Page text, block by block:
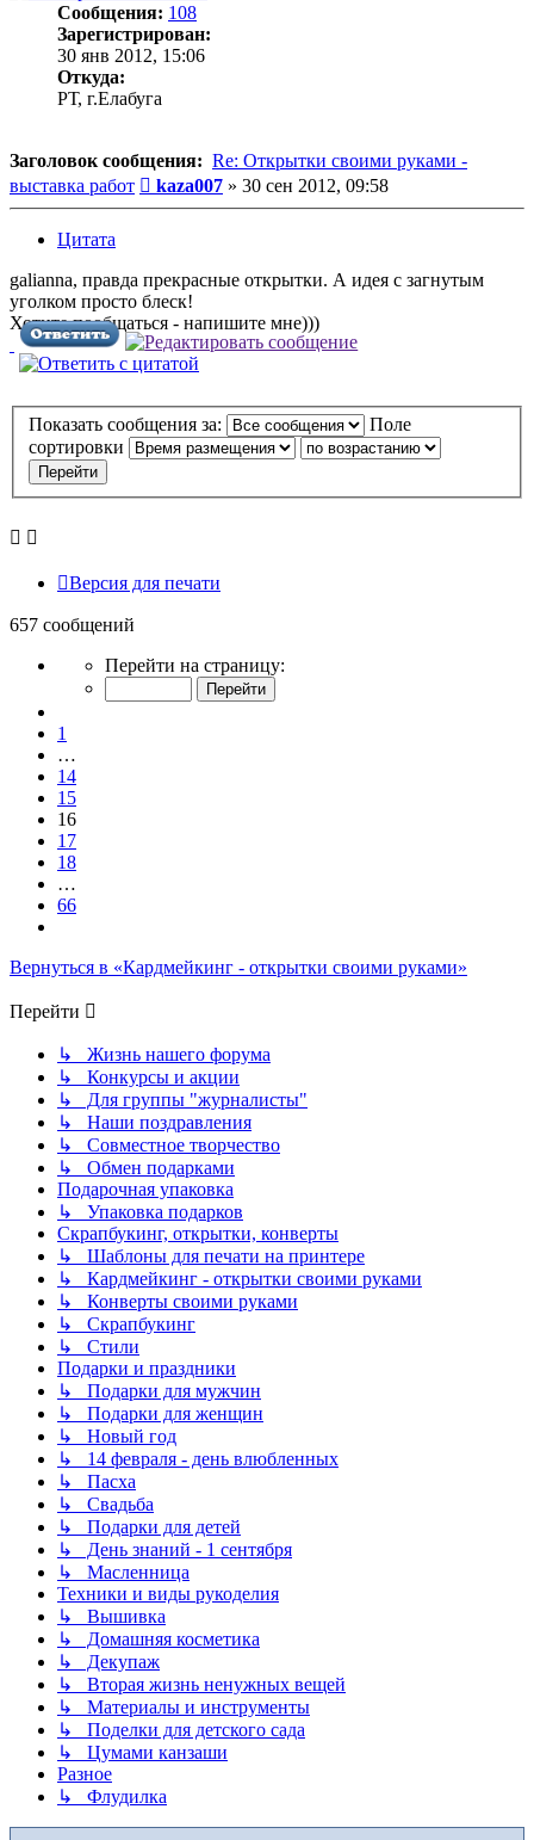
Сообщения: 108
Зарегистрирован:
30 янв 2012, 15:06
Откуда:
РТ, г.Елабуга
Заголовок сообщения: Re: Открытки своими руками -
выставка работ
Сообщение
kaza007 » 30 сен 2012, 09:58
Цитата
galianna, правда прекрасные открытки. А идея с загнутым
уголком просто блеск!
Хотите пообщаться - напишите мне)))
Показать сообщения за:
Поле
сортировки
Версия для печати
657 сообщений
Страница
66
Перейти на страницу:
1
…
14
15
16
17
18
…
66
Вернуться в «Кардмейкинг - открытки своими руками»
Перейти
↳ Жизнь нашего форума
↳ Конкурсы и акции
↳ Для группы "журналисты"
↳ Наши поздравления
↳ Совместное творчество
↳ Обмен подарками
Подарочная упаковка
↳ Упаковка подарков
Скрапбукинг, открытки, конверты
↳ Шаблоны для печати на принтере
↳ Кардмейкинг - открытки своими руками
↳ Конверты своими руками
↳ Скрапбукинг
↳ Стили
Подарки и праздники
↳ Подарки для мужчин
↳ Подарки для женщин
↳ Новый год
↳ 14 февраля - день влюбленных
↳ Пасха
↳ Свадьба
↳ Подарки для детей
↳ День знаний - 1 сентября
↳ Масленница
Техники и виды рукоделия
↳ Вышивка
↳ Домашняя косметика
↳ Декупаж
↳ Вторая жизнь ненужных вещей
↳ Материалы и инструменты
↳ Поделки для детского сада
↳ Цумами канзаши
Разное
↳ Флудилка